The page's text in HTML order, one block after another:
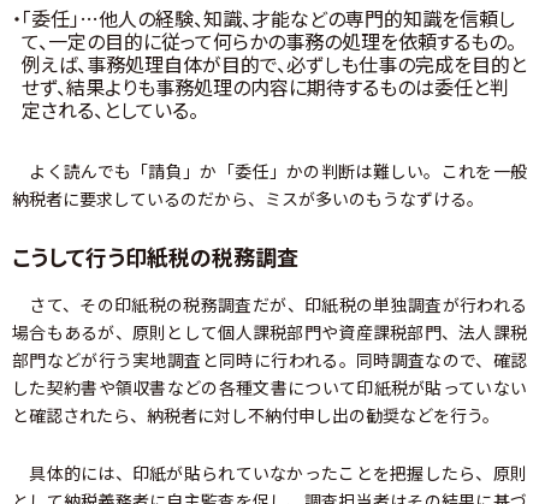
・「委任」…他人の経験、知識、才能などの専門的知識を信頼し
て、一定の目的に従って何らかの事務の処理を依頼するもの。
例えば、事務処理自体が目的で、必ずしも仕事の完成を目的と
せず、結果よりも事務処理の内容に期待するものは委任と判
定される、としている。
よく読んでも「請負」か「委任」かの判断は難しい。これを一般
納税者に要求しているのだから、ミスが多いのもうなずける。
こうして行う印紙税の税務調査
さて、その印紙税の税務調査だが、印紙税の単独調査が行われる
場合もあるが、原則として個人課税部門や資産課税部門、法人課税
部門などが行う実地調査と同時に行われる。同時調査なので、確認
した契約書や領収書などの各種文書について印紙税が貼っていない
と確認されたら、納税者に対し不納付申し出の勧奨などを行う。
具体的には、印紙が貼られていなかったことを把握したら、原則